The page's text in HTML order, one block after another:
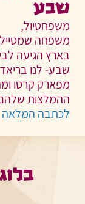
שבע
משפחטיול,
משפחה
שבע- לנו
מפארק קרסו
ההמלצות
לכתבה המלאה